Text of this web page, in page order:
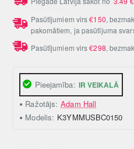
Pieejamība: IR VEIKALĀ
Ražotājs: Adam Hall
Modelis: K3YMMUSBC0150
€
Pasūtījumiem virs€150,
pakomātiem, ja pasūtījuma
Pasūtījumiem virs€298,